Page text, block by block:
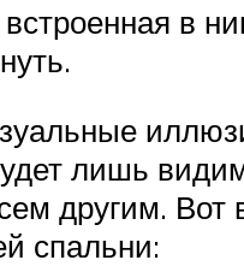
в
лишь
другим. Вот
спальни: